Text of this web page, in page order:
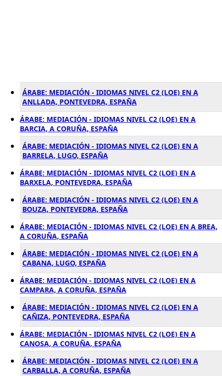
ÁRABE: MEDIACIÓN - IDIOMAS NIVEL C2 (LOE) EN A
ANLLADA, PONTEVEDRA, ESPAÑA
ÁRABE: MEDIACIÓN - IDIOMAS NIVEL C2 (LOE) EN A
BARCIA, A CORUÑA, ESPAÑA
ÁRABE: MEDIACIÓN - IDIOMAS NIVEL C2 (LOE) EN A
BARRELA, LUGO, ESPAÑA
ÁRABE: MEDIACIÓN - IDIOMAS NIVEL C2 (LOE) EN A
BARXELA, PONTEVEDRA, ESPAÑA
ÁRABE: MEDIACIÓN - IDIOMAS NIVEL C2 (LOE) EN A
BOUZA, PONTEVEDRA, ESPAÑA
ÁRABE: MEDIACIÓN - IDIOMAS NIVEL C2 (LOE) EN A BREA,
A CORUÑA, ESPAÑA
ÁRABE: MEDIACIÓN - IDIOMAS NIVEL C2 (LOE) EN A
CABANA, LUGO, ESPAÑA
ÁRABE: MEDIACIÓN - IDIOMAS NIVEL C2 (LOE) EN A
CAMPARA, A CORUÑA, ESPAÑA
ÁRABE: MEDIACIÓN - IDIOMAS NIVEL C2 (LOE) EN A
CAÑIZA, PONTEVEDRA, ESPAÑA
ÁRABE: MEDIACIÓN - IDIOMAS NIVEL C2 (LOE) EN A
CANOSA, A CORUÑA, ESPAÑA
ÁRABE: MEDIACIÓN - IDIOMAS NIVEL C2 (LOE) EN A
CARBALLA, A CORUÑA, ESPAÑA